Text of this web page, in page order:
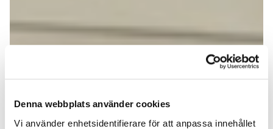
Denna webbplats använder cookies
Vi använder enhetsidentifierare för att anpassa innehållet